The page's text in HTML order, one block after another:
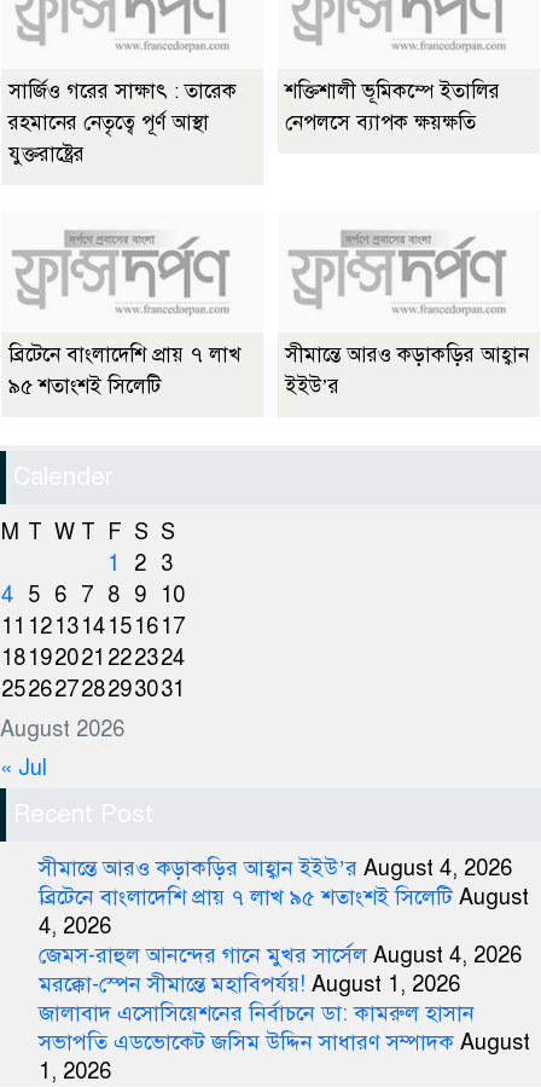
সার্জিও গরের সাক্ষাৎ : তারেক
রহমানের নেতৃত্বে পূর্ণ আস্থা
যুক্তরাষ্ট্রের
শক্তিশালী ভূমিকম্পে ইতালির
নেপলসে ব্যাপক ক্ষয়ক্ষতি
ব্রিটেনে বাংলাদেশি প্রায় ৭ লাখ
৯৫ শতাংশই সিলেটি
সীমান্তে আরও কড়াকড়ির আহ্বান
ইইউ’র
Calender
August 2026
M T W T F S S
1
2 3
4 5 6 7 8 9
10
11 121314151617
18192021 222324
25262728293031
« Jul
Recent Post
সীমান্তে আরও কড়াকড়ির আহ্বান ইইউ’র August 4, 2026
ব্রিটেনে বাংলাদেশি প্রায় ৭ লাখ ৯৫ শতাংশই সিলেটি August
4, 2026
জেমস-রাহুল আনন্দের গানে মুখর সার্সেল August 4, 2026
মরক্কো-স্পেন সীমান্তে মহাবিপর্যয়! August 1, 2026
জালাবাদ এসোসিয়েশনের নির্বাচনে ডা: কামরুল হাসান
সভাপতি এডভোকেট জসিম উদ্দিন সাধারণ সম্পাদক August
1, 2026